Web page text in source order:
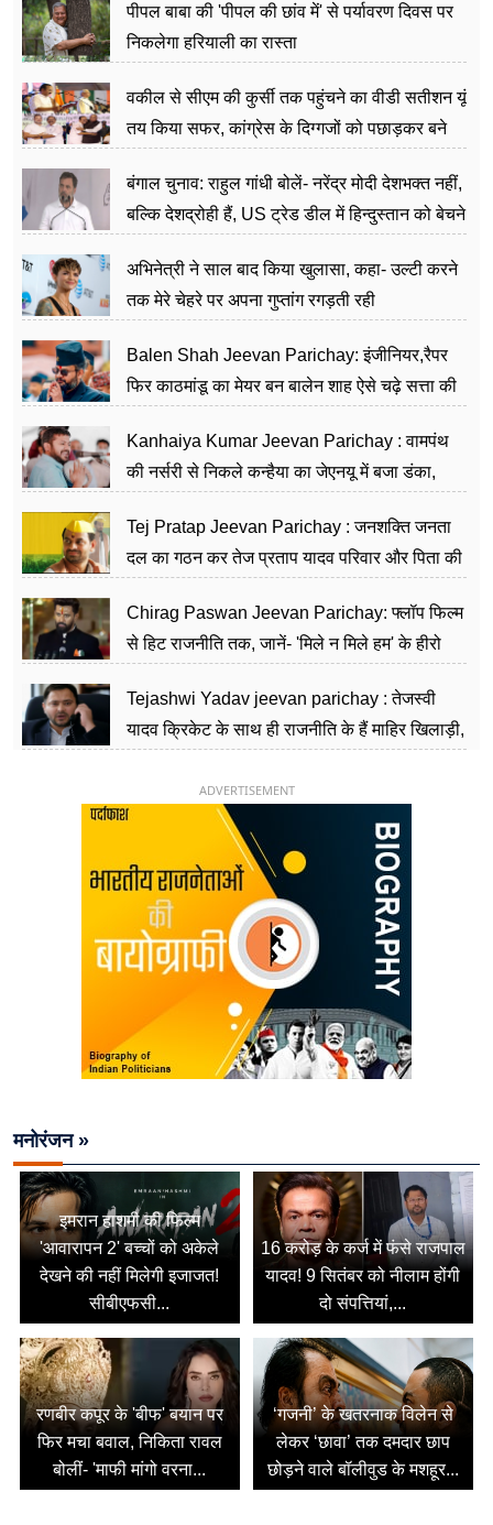
पीपल बाबा की 'पीपल की छांव में' से पर्यावरण दिवस पर
निकलेगा हरियाली का रास्ता
वकील से सीएम की कुर्सी तक पहुंचने का वीडी सतीशन यूं
तय किया सफर, कांग्रेस के दिग्गजों को पछाड़कर बने
बंगाल चुनाव: राहुल गांधी बोलें- नरेंद्र मोदी देशभक्त नहीं,
बल्कि देशद्रोही हैं, US ट्रेड डील में हिन्दुस्तान को बेचने
अभिनेत्री ने साल बाद किया खुलासा, कहा- उल्टी करने
तक मेरे चेहरे पर अपना गुप्तांग रगड़ती रही
Balen Shah Jeevan Parichay: इंजीनियर,रैपर
फिर काठमांडू का मेयर बन बालेन शाह ऐसे चढ़े सत्ता की
Kanhaiya Kumar Jeevan Parichay : वामपंथ
की नर्सरी से निकले कन्हैया का जेएनयू में बजा डंका,
Tej Pratap Jeevan Parichay : जनशक्ति जनता
दल का गठन कर तेज प्रताप यादव परिवार और पिता की
Chirag Paswan Jeevan Parichay: फ्लॉप फिल्म
से हिट राजनीति तक, जानें- 'मिले न मिले हम' के हीरो
Tejashwi Yadav jeevan parichay : तेजस्वी
यादव क्रिकेट के साथ ही राजनीति के हैं माहिर खिलाड़ी,
ADVERTISEMENT
मनोरंजन »
इमरान हाशमी की फिल्म
'आवारापन 2' बच्चों को अकेले
देखने की नहीं मिलेगी इजाजत!
सीबीएफसी...
16 करोड़ के कर्ज में फंसे राजपाल
यादव! 9 सितंबर को नीलाम होंगी
दो संपत्तियां,...
रणबीर कपूर के 'बीफ' बयान पर
फिर मचा बवाल, निकिता रावल
बोलीं- 'माफी मांगो वरना...
‘गजनी’ के खतरनाक विलेन से
लेकर ‘छावा’ तक दमदार छाप
छोड़ने वाले बॉलीवुड के मशहूर...